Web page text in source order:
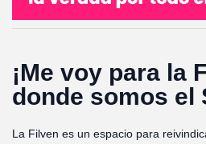
¡Me voy para la
donde somos el
La Filven es un espacio para